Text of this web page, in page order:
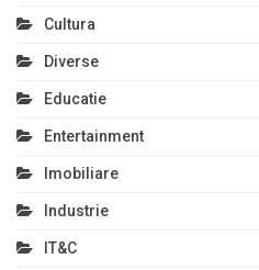
Cultura
Diverse
Educatie
Entertainment
Imobiliare
Industrie
IT&C